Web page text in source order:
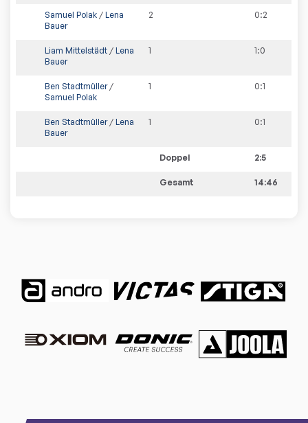
Samuel Polak / Lena
Bauer
2 0:2
Liam Mittelstädt / Lena
Bauer
1 1:0
Ben Stadtmüller/
Samuel Polak
1 0:1
Ben Stadtmüller/ Lena
Bauer
1 0:1
Doppel 2:5
Gesamt 14:46